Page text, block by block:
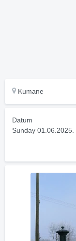
Kumane
Datum
Sunday 01.06.2025.